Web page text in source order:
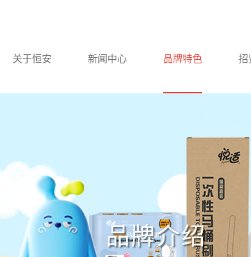
关于恒安 新闻中心 品牌特色 招
品牌介绍